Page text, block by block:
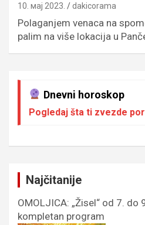
10. мај 2023. dakicorama
Polaganjem venaca na
palim na više lokacija u
Dnevni horoskop
Pogledaj šta ti zvezde
Najčitanije
OMOLJICA: „Žisel“ od 7.
kompletan program